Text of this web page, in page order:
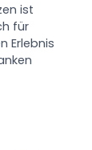
ist
für
Erlebnis